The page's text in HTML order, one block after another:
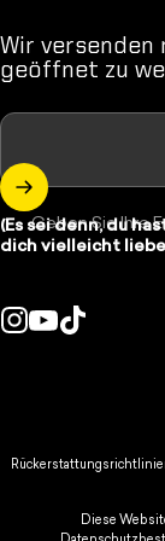
Wir versenden
geöffnet zu
Geben Sie Ihre
(Es sei denn, du
dich vielleicht
Diese